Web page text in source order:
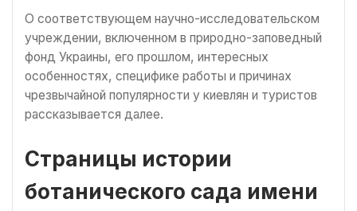
О соответствующем научно-исследовательском
учреждении, включенном в природно-заповедный
фонд Украины, его прошлом, интересных
особенностях, специфике работы и причинах
чрезвычайной популярности у киевлян и туристов
рассказывается далее.
Страницы истории
ботанического сада имени